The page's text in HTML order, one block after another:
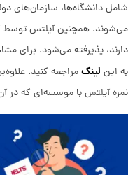
شامل دانشگاه‌ها، سازمان‌های
می‌شوند. همچنین آیلتس توسط
دارند، پذیرفته می‌شود. برای
به این لینکمراجعه کنید.
نمره آیلتس با موسسه‌ای که در